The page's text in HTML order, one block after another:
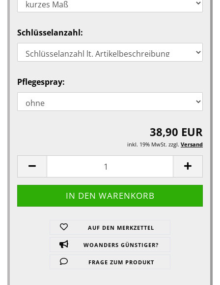
Schlüsselanzahl:
Pflegespray:
38,90 EUR
inkl. 19% MwSt. zzgl. Versand
AUF DEN MERKZETTEL
WOANDERS GÜNSTIGER?
FRAGE ZUM PRODUKT